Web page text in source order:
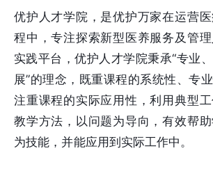
优护人才学院，是优护万家在运营
程中，专注探索新型医养服务及管
实践平台，优护人才学院秉承“专业
展”的理念，既重课程的系统性、专
注重课程的实际应用性，利用典型
教学方法，以问题为导向，有效帮
为技能，并能应用到实际工作中。